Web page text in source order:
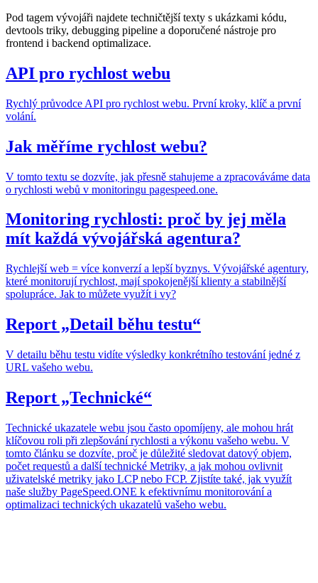
Pod tagem vývojáři najdete techničtější texty s ukázkami kódu,
devtools triky, debugging pipeline a doporučené nástroje pro
frontend i backend optimalizace.
API pro rychlost webu
Rychlý průvodce API pro rychlost webu. První kroky, klíč a první
volání.
Jak měříme rychlost webu?
V tomto textu se dozvíte, jak přesně stahujeme a zpracováváme data
o rychlosti webů v monitoringu pagespeed.one.
Monitoring rychlosti: proč by jej měla
mít každá vývojářská agentura?
Rychlejší web = více konverzí a lepší byznys. Vývojářské agentury,
které monitorují rychlost, mají spokojenější klienty a stabilnější
spolupráce. Jak to můžete využít i vy?
Report „Detail běhu testu“
V detailu běhu testu vidíte výsledky konkrétního testování jedné z
URL vašeho webu.
Report „Technické“
Technické ukazatele webu jsou často opomíjeny, ale mohou hrát
klíčovou roli při zlepšování rychlosti a výkonu vašeho webu. V
tomto článku se dozvíte, proč je důležité sledovat datový objem,
počet requestů a další technické Metriky, a jak mohou ovlivnit
uživatelské metriky jako LCP nebo FCP. Zjistíte také, jak využít
naše služby PageSpeed.ONE k efektivnímu monitorování a
optimalizaci technických ukazatelů vašeho webu.